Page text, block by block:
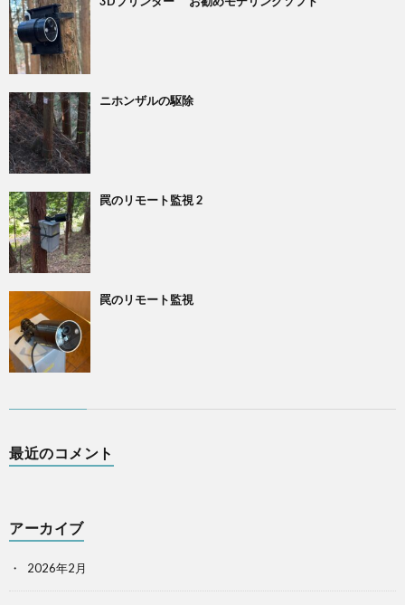
ニホンザルの駆除
罠のリモート監視 2
罠のリモート監視
最近のコメント
アーカイブ
2026年2月